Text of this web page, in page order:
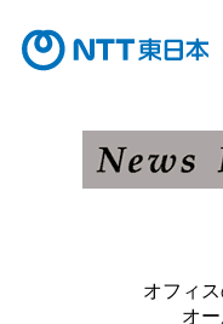
オフィ
オ